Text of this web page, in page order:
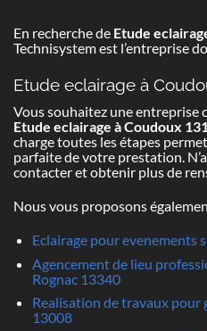
En recherche de Etude
Technisystem est l’entreprise
Etude eclairage à
Vous souhaitez une entreprise
Etude eclairage à Coudoux
charge toutes les étapes
parfaite de votre prestation.
contacter et obtenir plus de
Nous vous proposons
Eclairage pour evenements
Agencement de lieu
Rognac 13340
Realisation de travaux pour
13008